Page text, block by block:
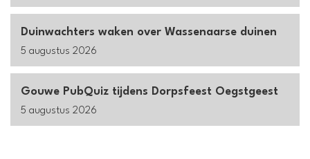
Duinwachters waken over Wassenaarse duinen
5 augustus 2026
Gouwe PubQuiz tijdens Dorpsfeest Oegstgeest
5 augustus 2026